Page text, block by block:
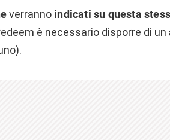
verranno indicati su questa
è necessario disporre di un